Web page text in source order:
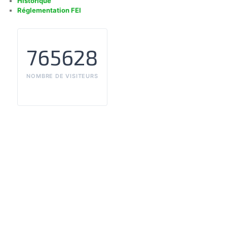
Réglementation FEI
765628
NOMBRE DE VISITEURS